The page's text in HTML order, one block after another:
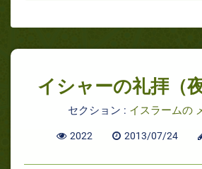
イシャーの礼拝（
セクション : イスラームの
2022 2013/07/24